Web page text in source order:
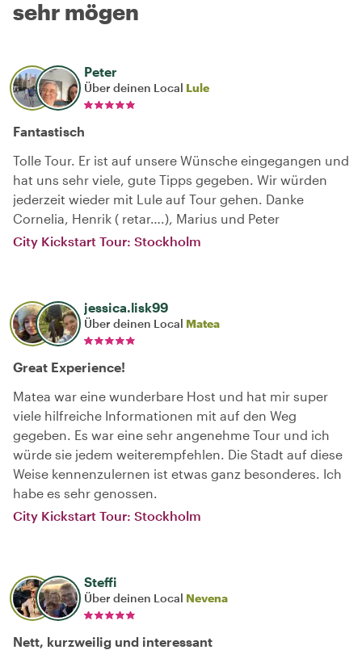
sehr mögen
Peter
Über deinen Local Lule
Fantastisch
Tolle Tour. Er ist auf unsere Wünsche eingegangen und
hat uns sehr viele, gute Tipps gegeben. Wir würden
jederzeit wieder mit Lule auf Tour gehen. Danke
Cornelia, Henrik ( retar….), Marius und Peter
City Kickstart Tour: Stockholm
jessica.lisk99
Über deinen Local Matea
Great Experience!
Matea war eine wunderbare Host und hat mir super
viele hilfreiche Informationen mit auf den Weg
gegeben. Es war eine sehr angenehme Tour und ich
würde sie jedem weiterempfehlen. Die Stadt auf diese
Weise kennenzulernen ist etwas ganz besonderes. Ich
habe es sehr genossen.
City Kickstart Tour: Stockholm
Steffi
Über deinen Local Nevena
Nett, kurzweilig und interessant